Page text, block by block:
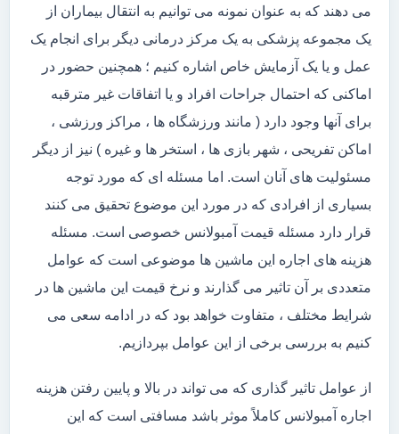
می دهند که به عنوان نمونه می توانیم به انتقال بیماران از
یک مجموعه پزشکی به یک مرکز درمانی دیگر برای انجام یک
عمل و یا یک آزمایش خاص اشاره کنیم ؛ همچنین حضور در
اماکنی که احتمال جراحات افراد و یا اتفاقات غیر مترقبه
برای آنها وجود دارد ( مانند ورزشگاه ها ، مراکز ورزشی ،
اماکن تفریحی ، شهر بازی ها ، استخر ها و غیره ) نیز از دیگر
مسئولیت های آنان است. اما مسئله ای که مورد توجه
بسیاری از افرادی که در مورد این موضوع تحقیق می کنند
قرار دارد مسئله قیمت آمبولانس خصوصی است. مسئله
هزینه های اجاره این ماشین ها موضوعی است که عوامل
متعددی بر آن تاثیر می گذارند و نرخ قیمت این ماشین ها در
شرایط مختلف ، متفاوت خواهد بود که در ادامه سعی می
کنیم به بررسی برخی از این عوامل بپردازیم.
از عوامل تاثیر گذاری که می تواند در بالا و پایین رفتن هزینه
اجاره آمبولانس کاملاً موثر باشد مسافتی است که این